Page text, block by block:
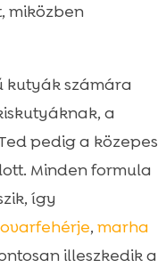
miközben
számára
a
pedig a közepes
Minden formula
így
, marha
illeszkedik a